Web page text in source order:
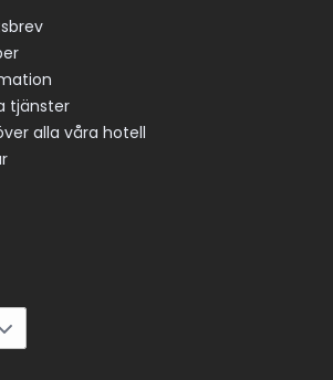
tjänster
alla våra hotell